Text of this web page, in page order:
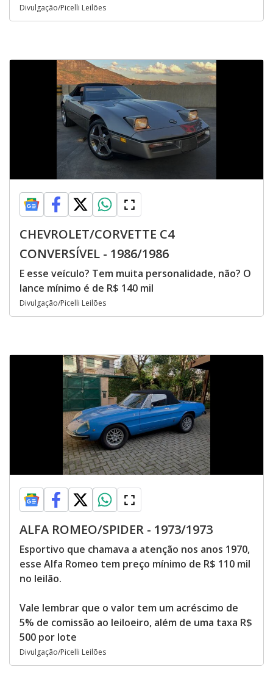
Divulgação/Picelli Leilões
CHEVROLET/CORVETTE C4
CONVERSÍVEL - 1986/1986
E esse veículo? Tem muita personalidade, não? O
lance mínimo é de R$ 140 mil
Divulgação/Picelli Leilões
ALFA ROMEO/SPIDER - 1973/1973
Esportivo que chamava a atenção nos anos 1970,
esse Alfa Romeo tem preço mínimo de R$ 110 mil
no leilão.
Vale lembrar que o valor tem um acréscimo de
5% de comissão ao leiloeiro, além de uma taxa R$
500 por lote
Divulgação/Picelli Leilões